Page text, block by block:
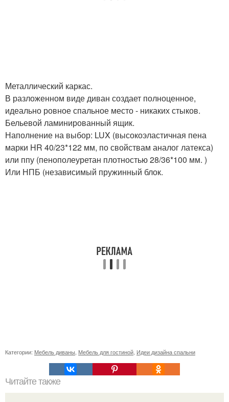
Металлический каркас.
В разложенном виде диван создает полноценное,
идеально ровное спальное место - никаких стыков.
Бельевой ламинированный ящик.
Наполнение на выбор: LUX (высокоэластичная пена
марки HR 40/23*122 мм, по свойствам аналог латекса)
или ппу (пенополеуретан плотностью 28/36*100 мм. )
Или НПБ (независимый пружинный блок.
Категории: Мебель диваны Мебель для гостиной Идеи дизайна спальни
Читайте также